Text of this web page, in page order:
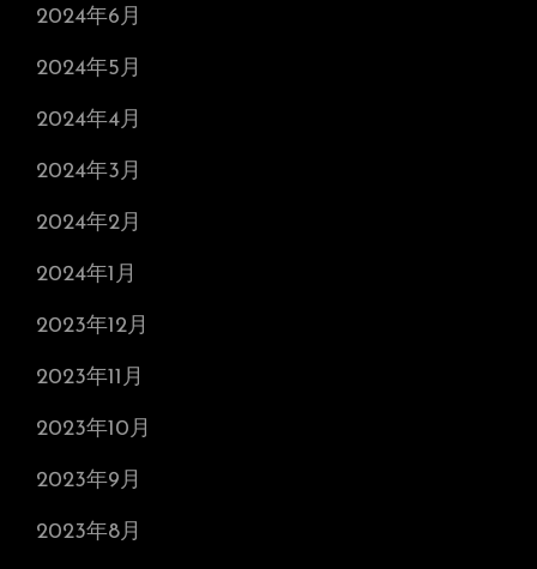
2024年6月
2024年5月
2024年4月
2024年3月
2024年2月
2024年1月
2023年12月
2023年11月
2023年10月
2023年9月
2023年8月